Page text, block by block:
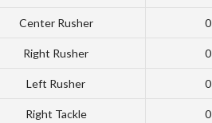
Center Rusher 0
Right Rusher 0
Left Rusher 0
Right Tackle 0